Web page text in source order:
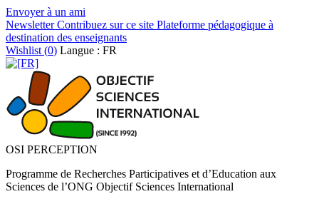
Envoyer à un ami
NewsletterContribuez sur ce site Plateforme pédagogique à
destination des enseignants
Wishlist (0) Langue : FR
OSI PERCEPTION
Programme de Recherches Participatives et d’Education aux
Sciences de l’ONG Objectif Sciences International